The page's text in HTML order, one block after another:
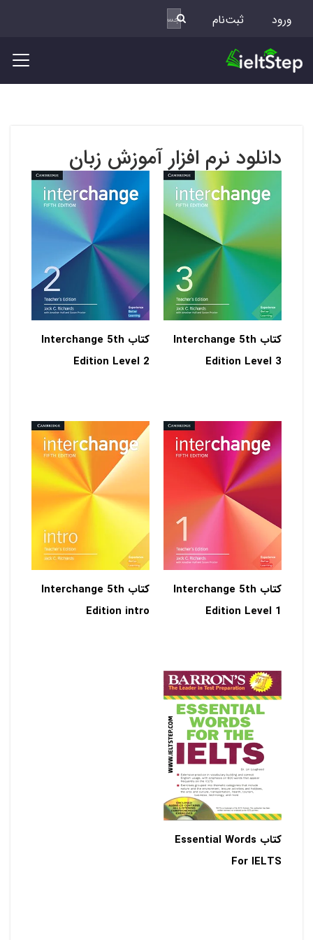
ورود ثبت‌نام
دانلود نرم افزار آموزش زبان
کتاب Interchange 5th
Edition Level 3
کتاب Interchange 5th
Edition Level 2
کتاب Interchange 5th
Edition Level 1
کتاب Interchange 5th
Edition intro
کتاب Essential Words
For IELTS